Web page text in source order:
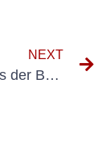
NEXT
Verständnis der Bedeutung des Testen von elektrischen Geräten gemäß den DGUV V3 -Vorschriften